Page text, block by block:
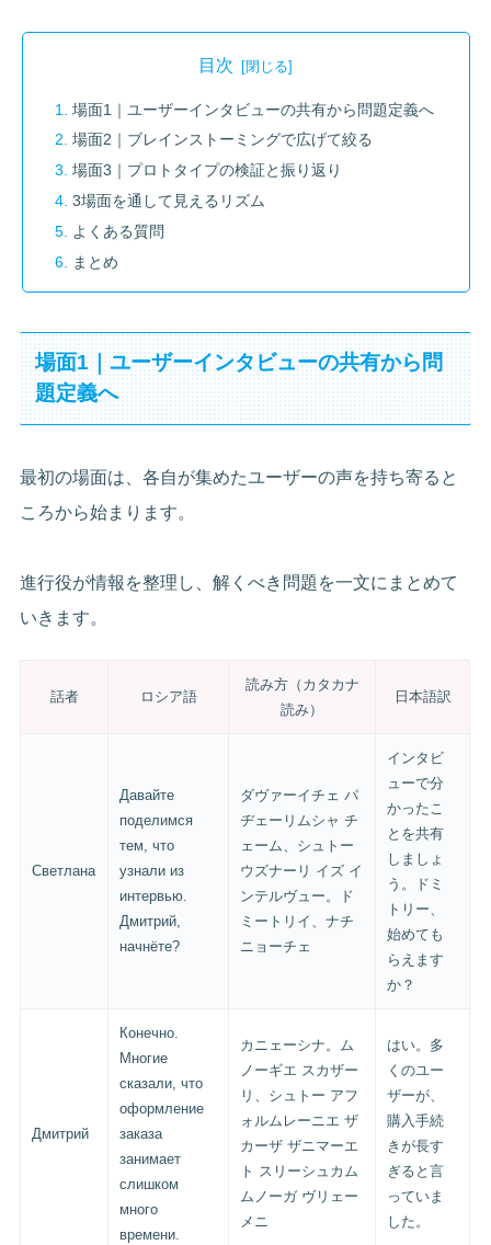
目次
場面1｜ユーザーインタビューの共有から問題定義へ
場面2｜ブレインストーミングで広げて絞る
場面3｜プロトタイプの検証と振り返り
3場面を通して見えるリズム
よくある質問
まとめ
場面1｜ユーザーインタビューの共有から問
題定義へ
最初の場面は、各自が集めたユーザーの声を持ち寄ると
ころから始まります。
進行役が情報を整理し、解くべき問題を一文にまとめて
いきます。
話者 ロシア語
読み方（カタカナ
読み）
日本語訳
Светлана
Давайте
поделимся
тем, что
узнали из
интервью.
Дмитрий,
начнёте?
ダヴァーイチェ パ
ヂェーリムシャ チ
ェーム、シュトー
ウズナーリ イズ イ
ンテルヴュー。ド
ミートリイ、ナチ
ニョーチェ
インタビ
ューで分
かったこ
とを共有
しましょ
う。ドミ
トリー、
始めても
らえます
か？
Дмитрий
Конечно.
Многие
сказали, что
оформление
заказа
занимает
слишком
много
времени.
カニェーシナ。ム
ノーギエ スカザー
リ、シュトー アフ
ォルムレーニエ ザ
カーザ ザニマーエ
ト スリーシュカム
ムノーガ ヴリェー
メニ
はい。多
くのユー
ザーが、
購入手続
きが長す
ぎると言
っていま
した。